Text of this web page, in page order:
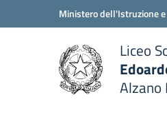
Vai ai contenuti
Vai al menu di navigazione
Ministero dell'Istruzione
scuola
Liceo
Alzano